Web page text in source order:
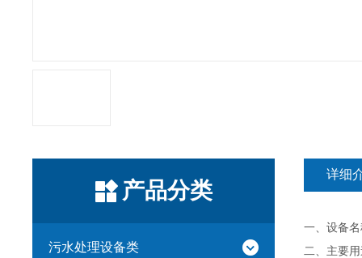
产品分类
污水处理设备类
详细
一、设备
二、主要